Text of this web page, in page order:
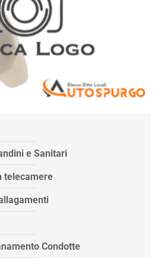
e Sanitari
telecamere
Condotte